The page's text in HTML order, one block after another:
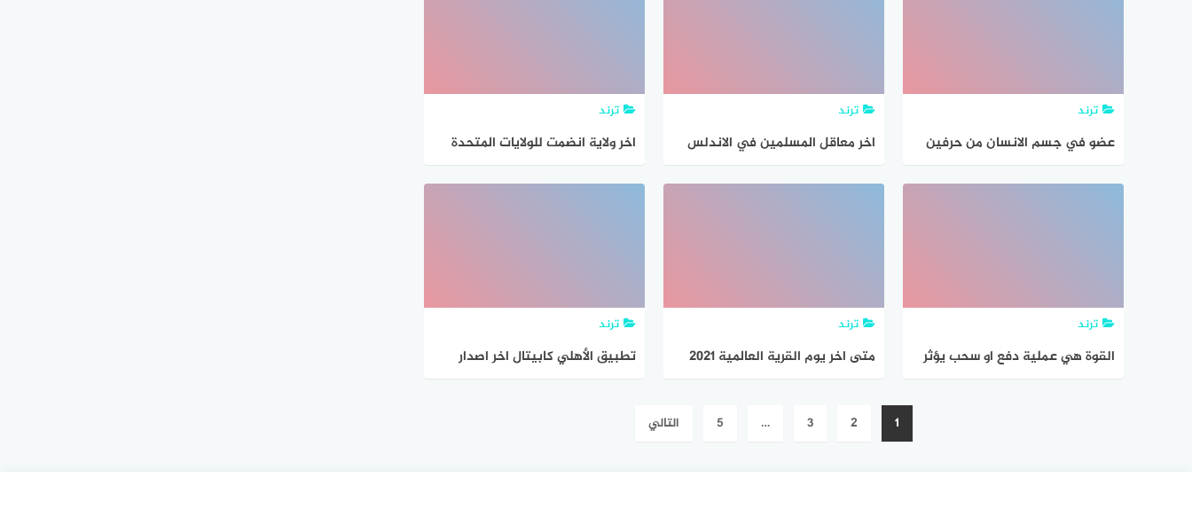
ترند
عضو في جسم الانسان من حرفين
ترند
اخر معاقل المسلمين في الاندلس
ترند
اخر ولاية انضمت للولايات المتحدة
ترند
القوة هي عملية دفع او سحب يؤثر
ترند
متى اخر يوم القرية العالمية 2021
ترند
تطبيق الأهلي كابيتال اخر اصدار
1
2
3
…
5 التالي